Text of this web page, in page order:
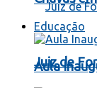
Juiz de
Educação
Aula